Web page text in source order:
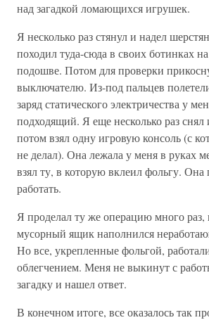
над загадкой ломающихся игрушек.
Я несколько раз стянул и надел
походил туда-сюда в своих ботинках
подошве. Потом для проверки
выключателю. Из-под пальцев
заряд статического электричества у
подходящий. Я еще несколько раз снял
потом взял одну игровую консоль (с
не делал). Она лежала у меня в руках
взял ту, в которую вклеил фольгу. Она
работать.
Я проделал ту же операцию много раз,
мусорный ящик наполнился
Но все, укрепленные фольгой,
облегчением. Меня не выкинут с
загадку и нашел ответ.
В конечном итоге, все оказалось так